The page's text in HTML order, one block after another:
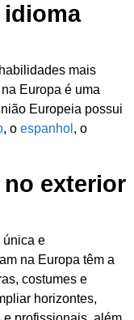
mais
Europa é uma
Europeia possui
, o espanhol , o
no exterior
única e
na Europa têm a
costumes e
horizontes,